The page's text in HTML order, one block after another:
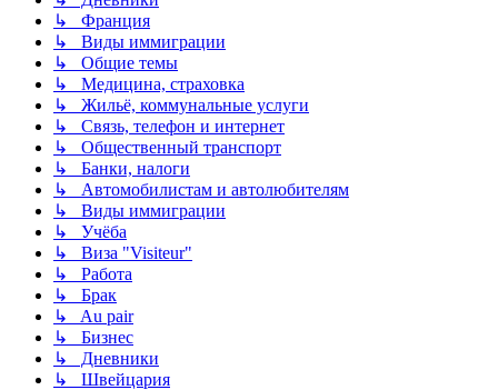
↳ Франция
↳ Виды иммиграции
↳ Общие темы
↳ Медицина, страховка
↳ Жильё, коммунальные услуги
↳ Связь, телефон и интернет
↳ Общественный транспорт
↳ Банки, налоги
↳ Автомобилистам и автолюбителям
↳ Виды иммиграции
↳ Учёба
↳ Виза "Visiteur"
↳ Работа
↳ Брак
↳ Au pair
↳ Бизнес
↳ Дневники
↳ Швейцария